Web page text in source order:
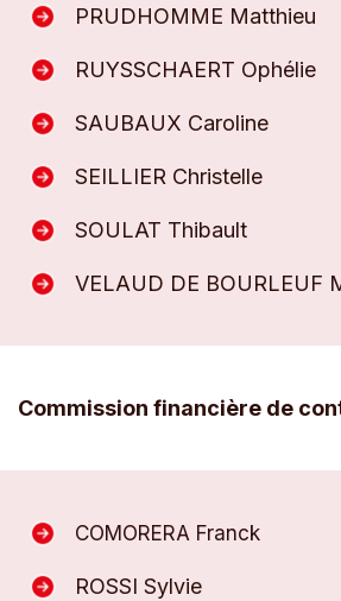
PRUDHOMME Matthieu
RUYSSCHAERT Ophélie
SAUBAUX Caroline
SEILLIER Christelle
SOULAT Thibault
VELAUD DE BOURLEUF
Commission financière de
COMORERA Franck
ROSSI Sylvie